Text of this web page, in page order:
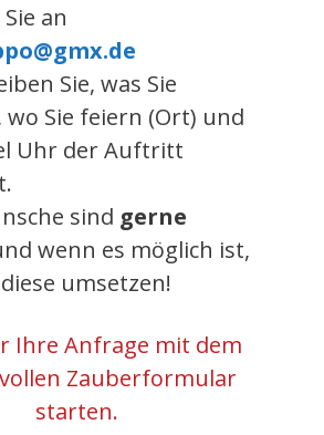
an
Sie, was Sie
Sie feiern (Ort) und
Uhr der Auftritt
sind gerne
wenn es möglich ist,
umsetzen!
Ihre Anfrage mit dem
Zauberformular
starten.